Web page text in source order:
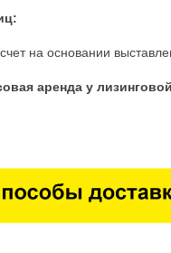
на основании
аренда у